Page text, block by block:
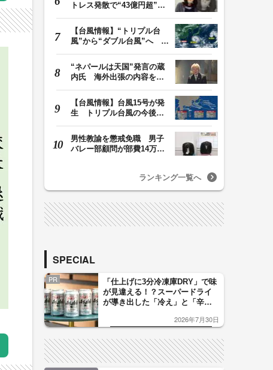
トレス発散で“43億円超”の
【台風情報】“トリプル台
風”から“ダブル台風”へ 13
“ネパールは天国”発言の蔵
内氏 海外出張の内容を説
【台風情報】台風15号が発
生 トリプル台風の今後の
男性教諭を懲戒免職 男子
バレー部顧問が部費14万円
ランキング一覧へ
SPECIAL
PR
「仕上げに3分冷凍庫DRY」で味
が見違える！？スーパードライ
が導き出した「冷え」と「辛
した「辛口カーブ」が飲み頃の
2026年7月30日